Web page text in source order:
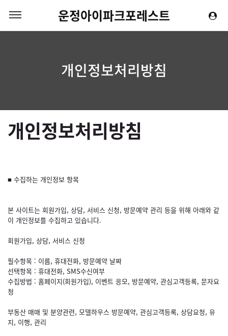
운정아이파크포레스트
개인정보처리방침
개인정보처리방침
■ 수집하는 개인정보 항목
본 사이트는 회원가입, 상담, 서비스 신청, 방문예약 관리 등을 위해 아래와 같
이 개인정보를 수집하고 있습니다.
회원가입, 상담, 서비스 신청
필수항목 : 이름, 휴대전화, 방문예약 날짜
선택항목 : 휴대전화, SMS수신여부
수집방법 : 홈페이지(회원가입), 이벤트 응모, 방문예약, 관심고객등록, 문자요
청
부동산 매매 및 분양관련, 모델하우스 방문예약, 관심고객등록, 상담요청, 유
지, 이행, 관리